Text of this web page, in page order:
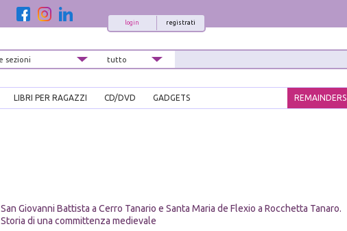
registrati
login
LIBRI PER RAGAZZI CD/DVD GADGETS REMAINDERS
San Giovanni Battista a Cerro Tanario e Santa Maria de Flexio a Rocchetta Tanaro.
Storia di una committenza medievale